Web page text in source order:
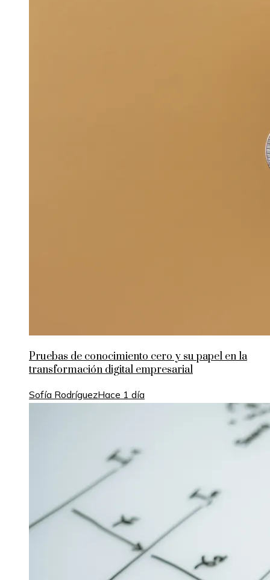
Pruebas de conocimiento cero y su papel en la
transformación digital empresarial
Sofía RodríguezHace 1 día